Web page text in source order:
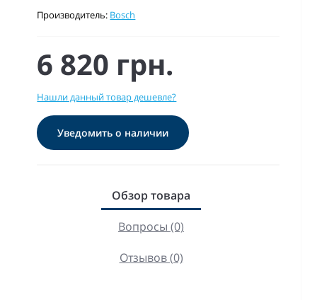
Производитель: Bosch
6 820 грн.
Нашли данный товар дешевле?
Уведомить о наличии
Обзор товара
Вопросы (0)
Отзывов (0)